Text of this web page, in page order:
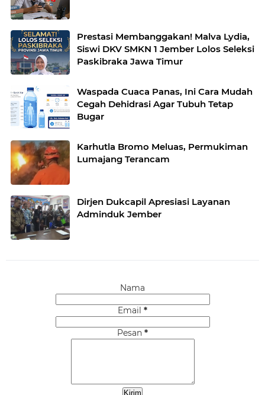
Prestasi Membanggakan! Malva Lydia,
Siswi DKV SMKN 1 Jember Lolos Seleksi
Paskibraka Jawa Timur
Waspada Cuaca Panas, Ini Cara Mudah
Cegah Dehidrasi Agar Tubuh Tetap
Bugar
Karhutla Bromo Meluas, Permukiman
Lumajang Terancam
Dirjen Dukcapil Apresiasi Layanan
Adminduk Jember
Nama
Email *
Pesan *